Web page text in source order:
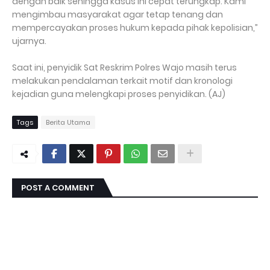
mengimbau masyarakat agar tetap tenang dan
mempercayakan proses hukum kepada pihak kepolisian,”
ujarnya.
Saat ini, penyidik Sat Reskrim Polres Wajo masih terus
melakukan pendalaman terkait motif dan kronologi
kejadian guna melengkapi proses penyidikan. (AJ)
Tags Berita Utama
POST A COMMENT